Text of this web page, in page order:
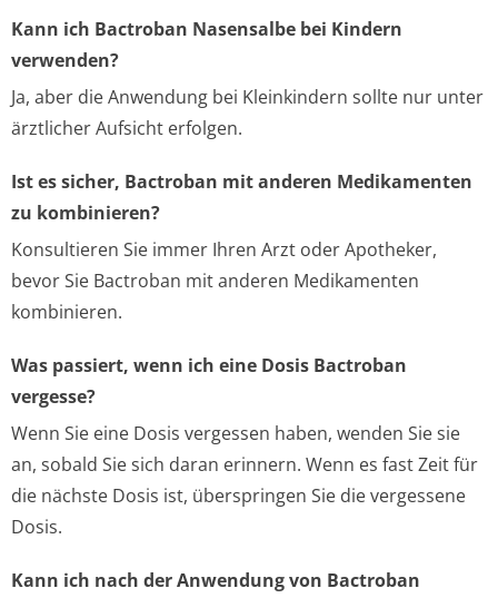
Kann ich Bactroban Nasensalbe bei Kindern
verwenden?
Ja, aber die Anwendung bei Kleinkindern sollte nur unter
ärztlicher Aufsicht erfolgen.
Ist es sicher, Bactroban mit anderen Medikamenten
zu kombinieren?
Konsultieren Sie immer Ihren Arzt oder Apotheker,
bevor Sie Bactroban mit anderen Medikamenten
kombinieren.
Was passiert, wenn ich eine Dosis Bactroban
vergesse?
Wenn Sie eine Dosis vergessen haben, wenden Sie sie
an, sobald Sie sich daran erinnern. Wenn es fast Zeit für
die nächste Dosis ist, überspringen Sie die vergessene
Dosis.
Kann ich nach der Anwendung von Bactroban